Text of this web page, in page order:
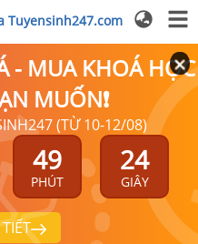
Tuyensinh247.com
- MUA KHOÁ HỌC
MUỐN❗
(TỪ 10-12/08)
49
PHÚT
24
GIÂY